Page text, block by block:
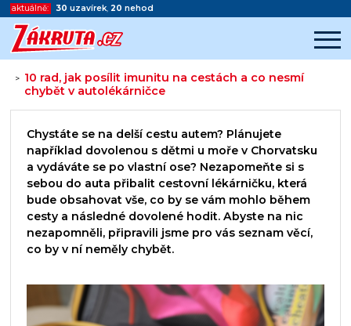
aktuálně: 30 uzavírek, 20 nehod
> 10 rad, jak posílit imunitu na cestách a co nesmí
chybět v autolékárničce
Začátek reklamy
Chystáte se na delší cestu autem? Plánujete
například dovolenou s dětmi u moře v Chorvatsku
a vydáváte se po vlastní ose? Nezapomeňte si s
sebou do auta přibalit cestovní lékárničku, která
bude obsahovat vše, co by se vám mohlo během
cesty a následné dovolené hodit. Abyste na nic
nezapomněli, připravili jsme pro vás seznam věcí,
co by v ní neměly chybět.